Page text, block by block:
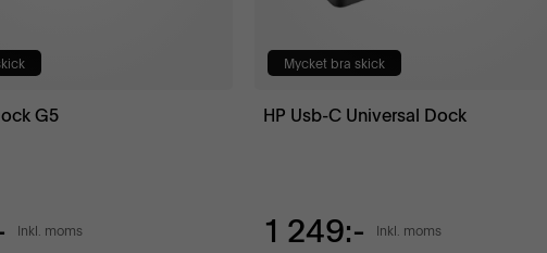
G5
Inkl. moms
Mycket bra skick
HP Usb-C Universal Dock
1 249:- Inkl. moms